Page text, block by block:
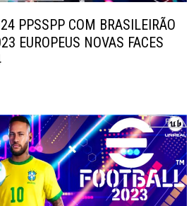
PPSSPP COM BRASILEIRÃO
EUROPEUS NOVAS FACES